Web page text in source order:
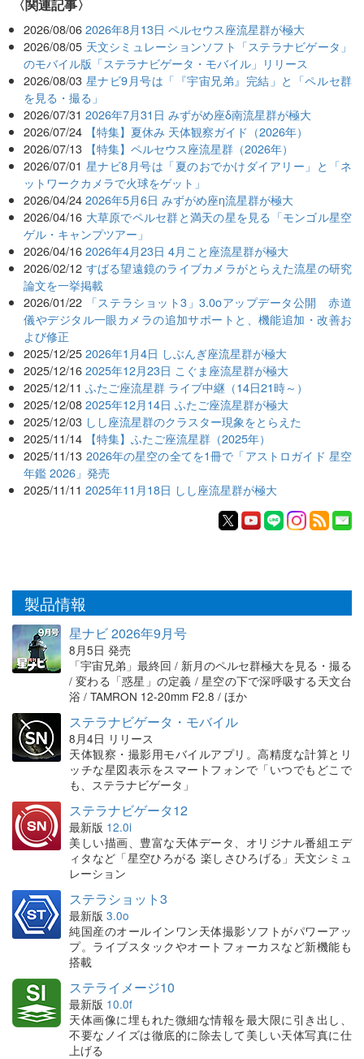
関連記事
2026/08/06 2026年8月13日 ペルセウス座流星群が極大
2026/08/05 天文シミュレーションソフト「ステラナビゲータ」
のモバイル版「ステラナビゲータ・モバイル」リリース
2026/08/03 星ナビ9月号は「『宇宙兄弟』完結」と「ペルセ群
を見る・撮る」
2026/07/31 2026年7月31日 みずがめ座δ南流星群が極大
2026/07/24 【特集】夏休み 天体観察ガイド（2026年）
2026/07/13 【特集】ペルセウス座流星群（2026年）
2026/07/01 星ナビ8月号は「夏のおでかけダイアリー」と「ネ
ットワークカメラで火球をゲット」
2026/04/24 2026年5月6日 みずがめ座η流星群が極大
2026/04/16 大草原でペルセ群と満天の星を見る「モンゴル星空
ゲル・キャンプツアー」
2026/04/16 2026年4月23日 4月こと座流星群が極大
2026/02/12 すばる望遠鏡のライブカメラがとらえた流星の研究
論文を一挙掲載
2026/01/22
「ステラショット3」3.0oアップデータ公開 赤道
儀やデジタル一眼カメラの追加サポートと、機能追加・改善お
よび修正
2025/12/25 2026年1月4日 しぶんぎ座流星群が極大
2025/12/16 2025年12月23日 こぐま座流星群が極大
2025/12/11 ふたご座流星群 ライブ中継（14日21時～）
2025/12/08 2025年12月14日 ふたご座流星群が極大
2025/12/03 しし座流星群のクラスター現象をとらえた
2025/11/14 【特集】ふたご座流星群（2025年）
2025/11/13 2026年の星空の全てを1冊で「アストロガイド 星空
年鑑 2026」発売
2025/11/11 2025年11月18日 しし座流星群が極大
製品情報
星ナビ 2026年9月号
8月5日 発売
「宇宙兄弟」最終回 / 新月のペルセ群極大を見る・撮る
/ 変わる「惑星」の定義 / 星空の下で深呼吸する天文台
浴 / TAMRON 12-20mm F2.8 / ほか
ステラナビゲータ・モバイル
8月4日 リリース
天体観察・撮影用モバイルアプリ。高精度な計算とリ
ッチな星図表示をスマートフォンで「いつでもどこで
も、ステラナビゲータ」
ステラナビゲータ12
最新版 12.0i
美しい描画、豊富な天体データ、オリジナル番組エデ
ィタなど「星空ひろがる 楽しさひろげる」天文シミュ
レーション
ステラショット3
最新版 3.0o
純国産のオールインワン天体撮影ソフトがパワーアッ
プ。ライブスタックやオートフォーカスなど新機能も
搭載
ステライメージ10
最新版 10.0f
天体画像に埋もれた微細な情報を最大限に引き出し、
不要なノイズは徹底的に除去して美しい天体写真に仕
上げる